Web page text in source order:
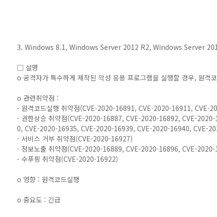
3. Windows 8.1, Windows Server 2012 R2, Windows Server
□ 설명
o 공격자가 특수하게 제작된 악성 응용 프로그램을 실행할 경우, 원격
o 관련취약점 :
- 원격코드실행 취약점(CVE-2020-16891, CVE-2020-16911, CVE-
- 권한상승 취약점(CVE-2020-16887, CVE-2020-16892, CVE-
0, CVE-2020-16935, CVE-2020-16939, CVE-2020-16940, CVE-
- 서비스 거부 취약점(CVE-2020-16927)
- 정보노출 취약점(CVE-2020-16889, CVE-2020-16896, CVE-
- 수푸핑 취약점(CVE-2020-16922)
o 영향 : 원격코드실행
o 중요도 : 긴급